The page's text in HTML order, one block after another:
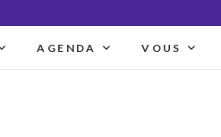
AGENDA VOUS